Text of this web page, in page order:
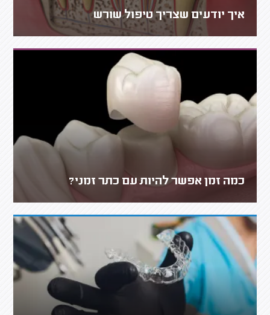
איך יודעים שצריך טיפול שורש
כמה זמן אפשר להיות עם כתר זמני?